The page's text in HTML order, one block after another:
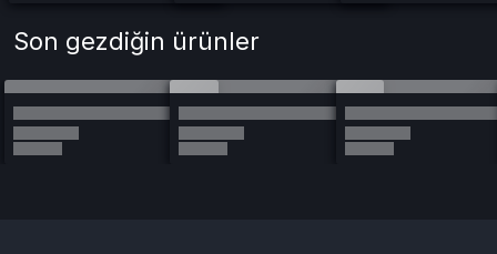
Son gezdiğin ürünler